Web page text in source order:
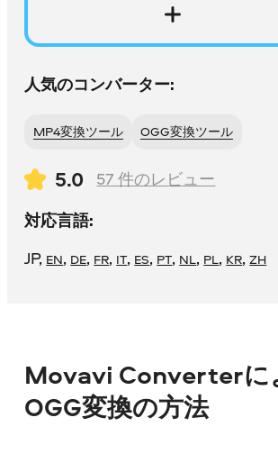
人気のコンバーター:
MP4変換ツール OGG変換ツール
5.0 57 件のレビュー
対応言語:
JP, EN, DE, FR, IT, ES, PT, NL, PL, KR,ZH
Movavi Converterに
OGG変換の方法